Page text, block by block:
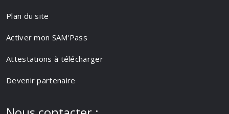
Plan du site
Activer mon SAM'Pass
Attestations à télécharger
Devenir partenaire